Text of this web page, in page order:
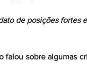
de posições fortes
falou sobre algumas